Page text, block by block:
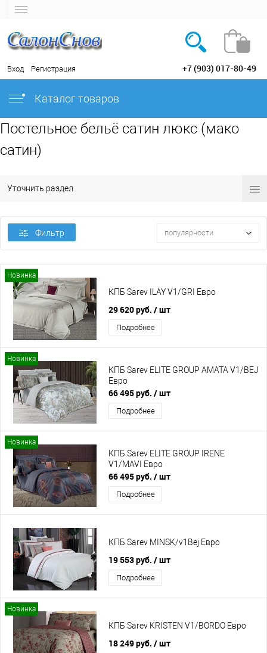
Вход Регистрация +7 (903) 017-80-49
Каталог товаров
Постельное бельё сатин люкс (мако
сатин)
Уточнить раздел
Фильтр популярности
Новинка
КПБ Sarev ILAY V1/GRI Евро
29 620 руб. / шт
Подробнее
Новинка
КПБ Sarev ELITE GROUP AMATA V1/BEJ
Евро
66 495 руб. / шт
Подробнее
Новинка
КПБ Sarev ELITE GROUP IRENE
V1/MAVI Евро
66 495 руб. / шт
Подробнее
КПБ Sarev MINSK/v1Bej Евро
19 553 руб. / шт
Подробнее
Новинка
КПБ Sarev KRISTEN V1/BORDO Евро
18 249 руб. / шт